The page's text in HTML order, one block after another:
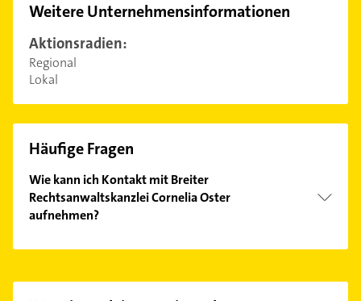
Weitere Unternehmensinformationen
Aktionsradien:
Regional
Lokal
Häufige Fragen
Wie kann ich Kontakt mit Breiter
Rechtsanwaltskanzlei Cornelia Oster
aufnehmen?
Einfach die passenden Kontaktmöglichkeiten wie